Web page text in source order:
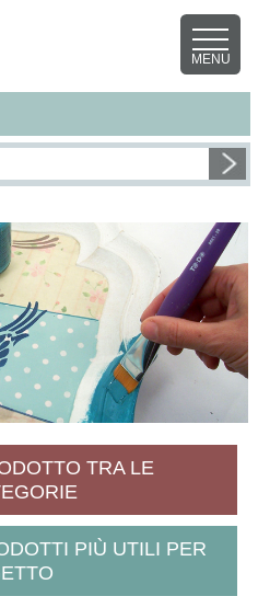
questo sito utilizza i cookies.
l’uso dei cookies. Per ulteriori
MENU
TRA LE
PIÙ UTILI PER